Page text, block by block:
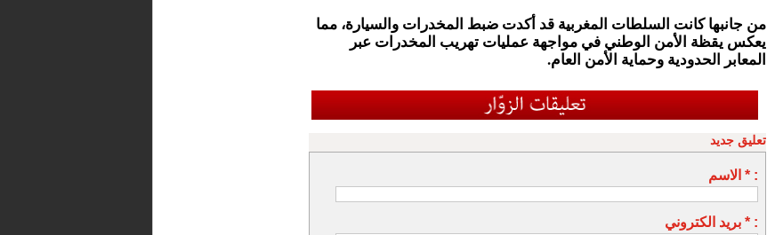
من جانبها كانت السلطات المغربية قد أكدت ضبط المخدرات والسيارة، مما
يعكس يقظة الأمن الوطني في مواجهة عمليات تهريب المخدرات عبر
المعابر الحدودية وحماية الأمن العام.
تعليق جديد
الاسم * :
بريد الكتروني * :